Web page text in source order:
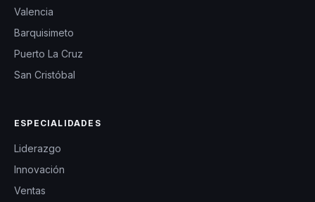
Valencia
Barquisimeto
Puerto La Cruz
San Cristóbal
ESPECIALIDADES
Liderazgo
Innovación
Ventas